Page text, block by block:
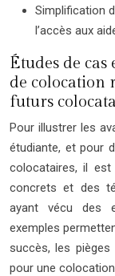
Simplification
l’accès aux
Études de cas
de colocation
futurs
Pour illustrer les
étudiante, et pour
colocataires, il
concrets et des
ayant vécu des
exemples
succès, les
pour une